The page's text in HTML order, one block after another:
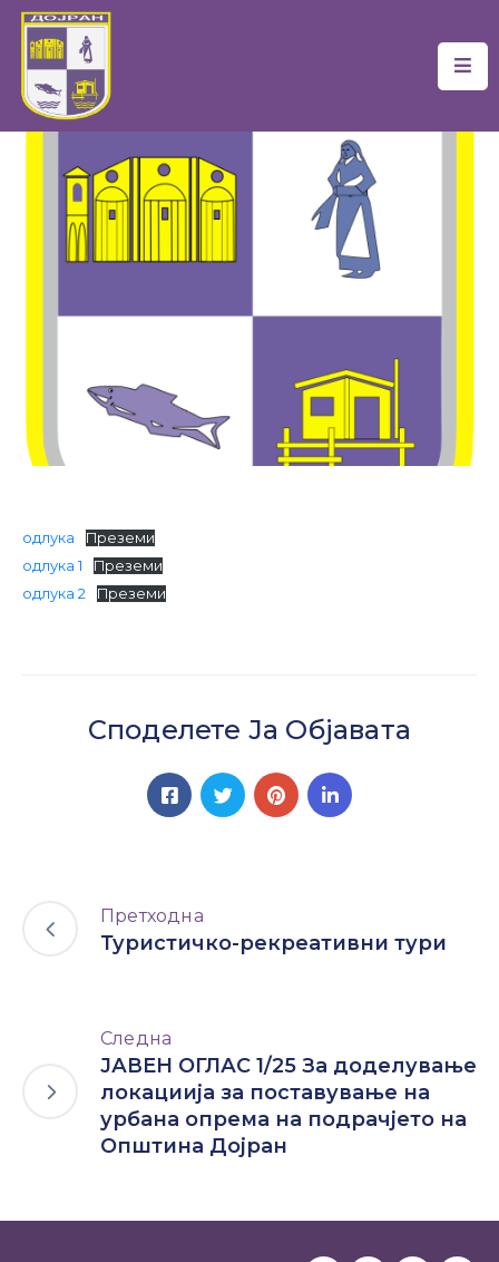
Почетна
Самоуправа
Новости
Финансии
Настани
одлука
Преземи
одлука 1
Преземи
одлука 2
Преземи
Споделете Ја Објавата
Претходна
Туристичко-рекреативни тури
Следна
ЈАВЕН ОГЛАС 1/25 За доделување
локациија за поставување на
урбана опрема на подрачјето на
Општина Дојран